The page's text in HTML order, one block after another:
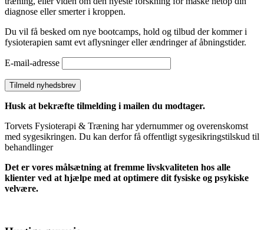
diagnose eller smerter i kroppen.
Du vil få besked om nye bootcamps, hold og tilbud der kommer i
fysioterapien samt evt aflysninger eller ændringer af åbningstider.
E-mail-adresse
Husk at bekræfte tilmelding i mailen du modtager.
Torvets Fysioterapi & Træning har ydernummer og overenskomst
med sygesikringen. Du kan derfor få offentligt sygesikringstilskud til
behandlinger
Det er vores målsætning at fremme livskvaliteten hos alle
klienter ved at hjælpe med at optimere dit fysiske og psykiske
velvære.